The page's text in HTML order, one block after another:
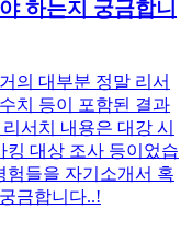
하는지 궁금합니
의 대부분 정말 리서
치 등이 포함된 결과
서치 내용은 대강 시
킹 대상 조사 등이었습
험들을 자기소개서 혹
금합니다..!